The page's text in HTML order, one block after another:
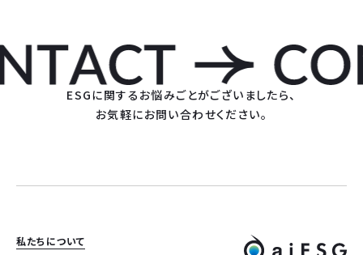
ESGに関するお悩みごとがございましたら、
お気軽にお問い合わせください。
私たちについて